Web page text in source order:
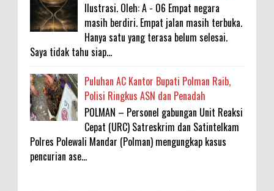
Ilustrasi. Oleh: A - 06 Empat negara
masih berdiri. Empat jalan masih terbuka.
Hanya satu yang terasa belum selesai.
Saya tidak tahu siap...
Puluhan AC Kantor Bupati Polman Raib,
Polisi Ringkus ASN dan Penadah
POLMAN – Personel gabungan Unit Reaksi
Cepat (URC) Satreskrim dan Satintelkam
Polres Polewali Mandar (Polman) mengungkap kasus
pencurian ase...